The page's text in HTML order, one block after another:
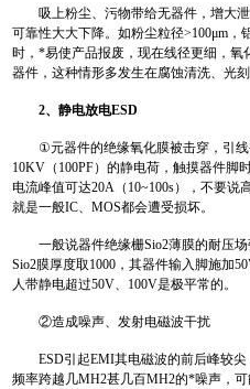
吸上粉尘、污物带给无器件，增大泄
可靠性大大下降。如粉尘粒径>100μm，
时，*易使产品报废，现在线径更细，
器件，这种情形多发生在腐蚀清洗、光
2、静电放电ESD
①元器件的绝缘氧化膜被击穿，引线
10KV（100PF）的静电荷，触摸器件脚
电流峰值可达20A（10~100s），不要说
就是一般IC、MOS都会遭受损坏。
一般说器件绝缘栅Sio2薄膜的耐压场
Sio2膜厚度取1000，其器件输入脚施加
人带静电超过50V、100V是极平常的。
②造成噪声、发射电磁波干扰
ESD引起EMI其电磁波的前后峰较尖
频率跨越几MH2甚几百MH2的*噪声，